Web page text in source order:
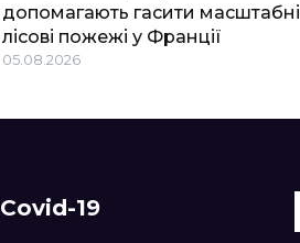
допомагають гасити масштабні
лісові пожежі у Франції
05.08.2026
Covid-19